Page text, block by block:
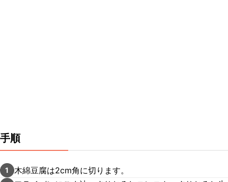
手順
1 木綿豆腐は2cm角に切ります。